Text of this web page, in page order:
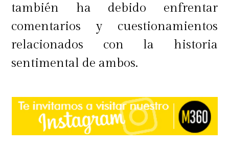
también ha debido enfrentar
comentarios y cuestionamientos
relacionados con la historia
sentimental de ambos.